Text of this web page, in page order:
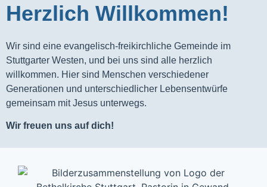
Herzlich Willkommen!
Wir sind eine evangelisch-freikirchliche Gemeinde im
Stuttgarter Westen, und bei uns sind alle herzlich
willkommen. Hier sind Menschen verschiedener
Generationen und unterschiedlicher Lebensentwürfe
gemeinsam mit Jesus unterwegs.
Wir freuen uns auf dich!